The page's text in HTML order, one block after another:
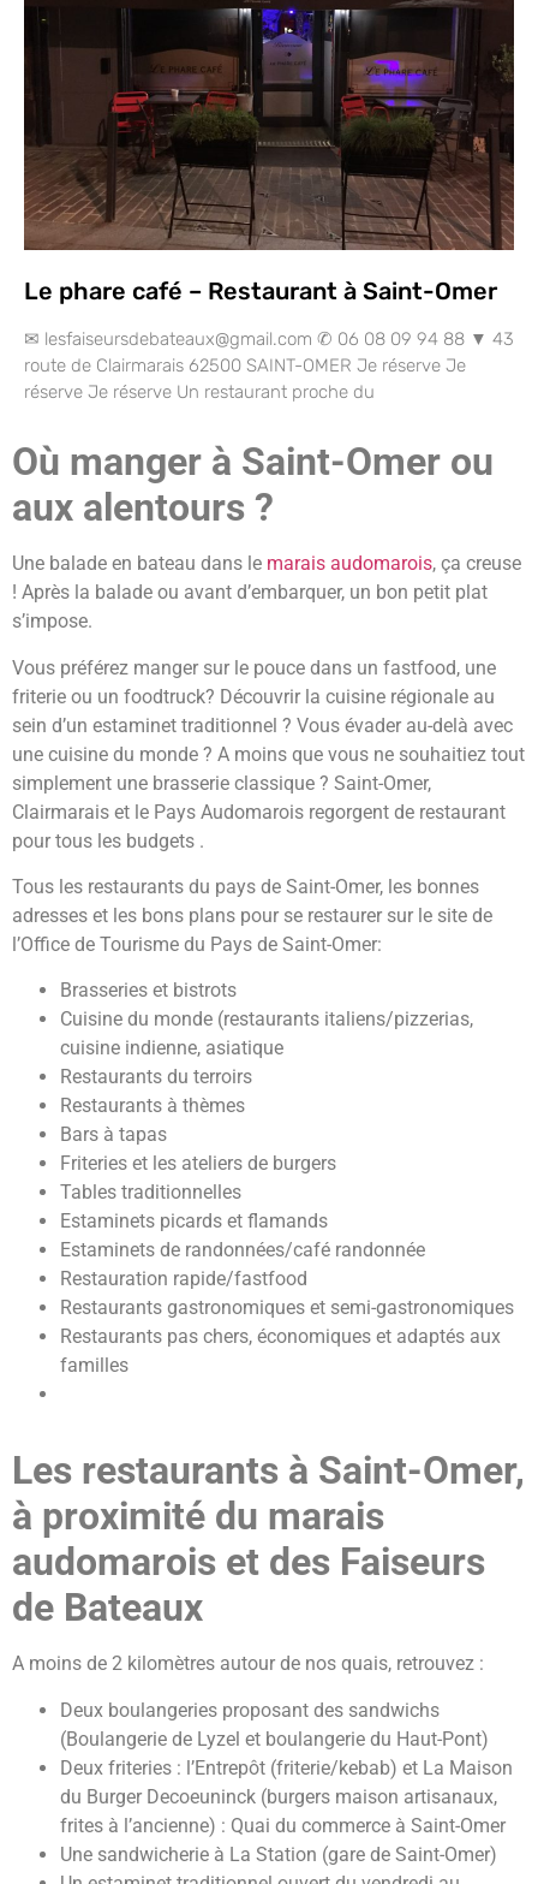
Le phare café – Restaurant à Saint-Omer
✉ lesfaiseursdebateaux@gmail.com ✆ 06 08 09 94 88 ▼ 43
route de Clairmarais 62500 SAINT-OMER Je réserve Je
réserve Je réserve Un restaurant proche du
Où manger à Saint-Omer ou
aux alentours ?
Une balade en bateau dans le marais audomarois, ça creuse
! Après la balade ou avant d’embarquer, un bon petit plat
s’impose.
Vous préférez manger sur le pouce dans un fastfood, une
friterie ou un foodtruck? Découvrir la cuisine régionale au
sein d’un estaminet traditionnel ? Vous évader au-delà avec
une cuisine du monde ? A moins que vous ne souhaitiez tout
simplement une brasserie classique ? Saint-Omer,
Clairmarais et le Pays Audomarois regorgent de restaurant
pour tous les budgets .
Tous les restaurants du pays de Saint-Omer, les bonnes
adresses et les bons plans pour se restaurer sur le site de
l’Office de Tourisme du Pays de Saint-Omer:
Brasseries et bistrots
Cuisine du monde (restaurants italiens/pizzerias,
cuisine indienne, asiatique
Restaurants du terroirs
Restaurants à thèmes
Bars à tapas
Friteries et les ateliers de burgers
Tables traditionnelles
Estaminets picards et flamands
Estaminets de randonnées/café randonnée
Restauration rapide/fastfood
Restaurants gastronomiques et semi-gastronomiques
Restaurants pas chers, économiques et adaptés aux
familles
Les restaurants à Saint-Omer,
à proximité du marais
audomarois et des Faiseurs
de Bateaux
A moins de 2 kilomètres autour de nos quais, retrouvez :
Deux boulangeries proposant des sandwichs
(Boulangerie de Lyzel et boulangerie du Haut-Pont)
Deux friteries : l’Entrepôt (friterie/kebab) et La Maison
du Burger Decoeuninck (burgers maison artisanaux,
frites à l’ancienne) : Quai du commerce à Saint-Omer
Une sandwicherie à La Station (gare de Saint-Omer)